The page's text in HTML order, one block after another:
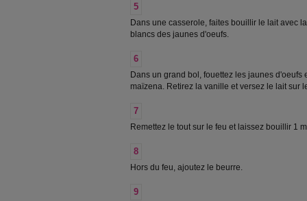
5
Dans une casserole, faites bouillir le lait avec
blancs des jaunes d'oeufs.
6
Dans un grand bol, fouettez les jaunes
maïzena. Retirez la vanille et versez le lait sur
7
Remettez le tout sur le feu et laissez bouillir 1
8
Hors du feu, ajoutez le beurre.
9